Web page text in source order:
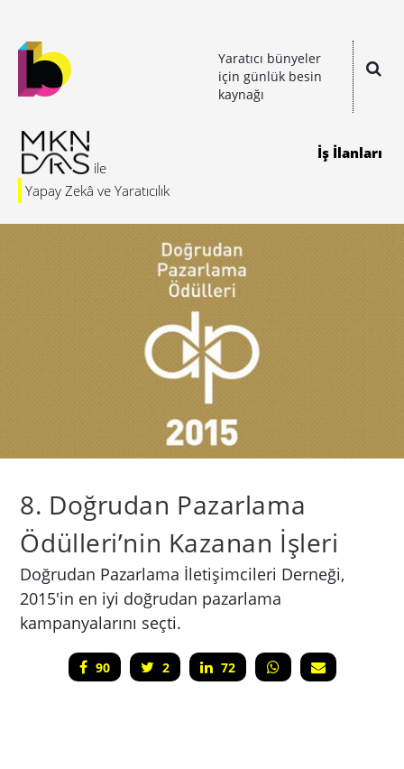
Yaratıcı bünyeler
için günlük besin
kaynağı
Yapay Zekâ ve Yaratıcılık
İş İlanları
8. Doğrudan Pazarlama
Ödülleri’nin Kazanan İşleri
Doğrudan Pazarlama İletişimcileri Derneği,
2015'in en iyi doğrudan pazarlama
kampanyalarını seçti.
90 2 72